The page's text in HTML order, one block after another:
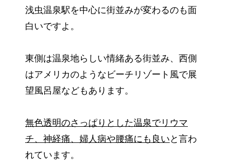
浅虫温泉駅を中心に街並みが変わるのも面
白いですよ。
東側は温泉地らしい情緒ある街並み、西側
はアメリカのようなビーチリゾート風で展
望風呂屋などもあります。
無色透明のさっぱりとした温泉でリウマ
チ、神経痛、婦人病や腰痛にも良い と言わ
れています。